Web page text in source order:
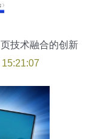
技术融合的创新